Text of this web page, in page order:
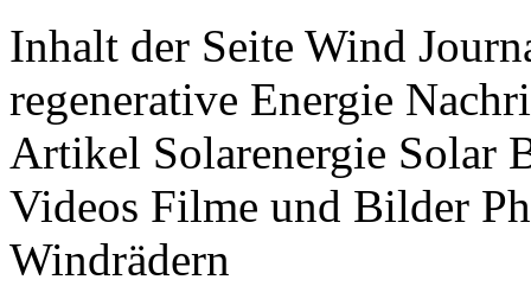
Inhalt der Seite Wind
regenerative Energie
Artikel Solarenergie Solar
Videos Filme und Bilder
Windrädern